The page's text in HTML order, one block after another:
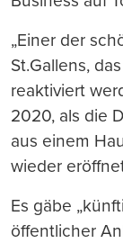
„Einer der
St.Gallens,
reaktiviert
2020, als die
aus einem
wieder
Es gäbe
öffentlicher